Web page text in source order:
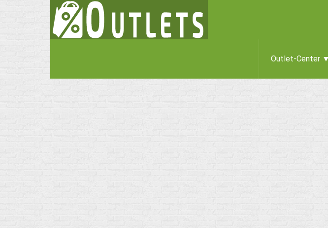
Outlet-Center ▼